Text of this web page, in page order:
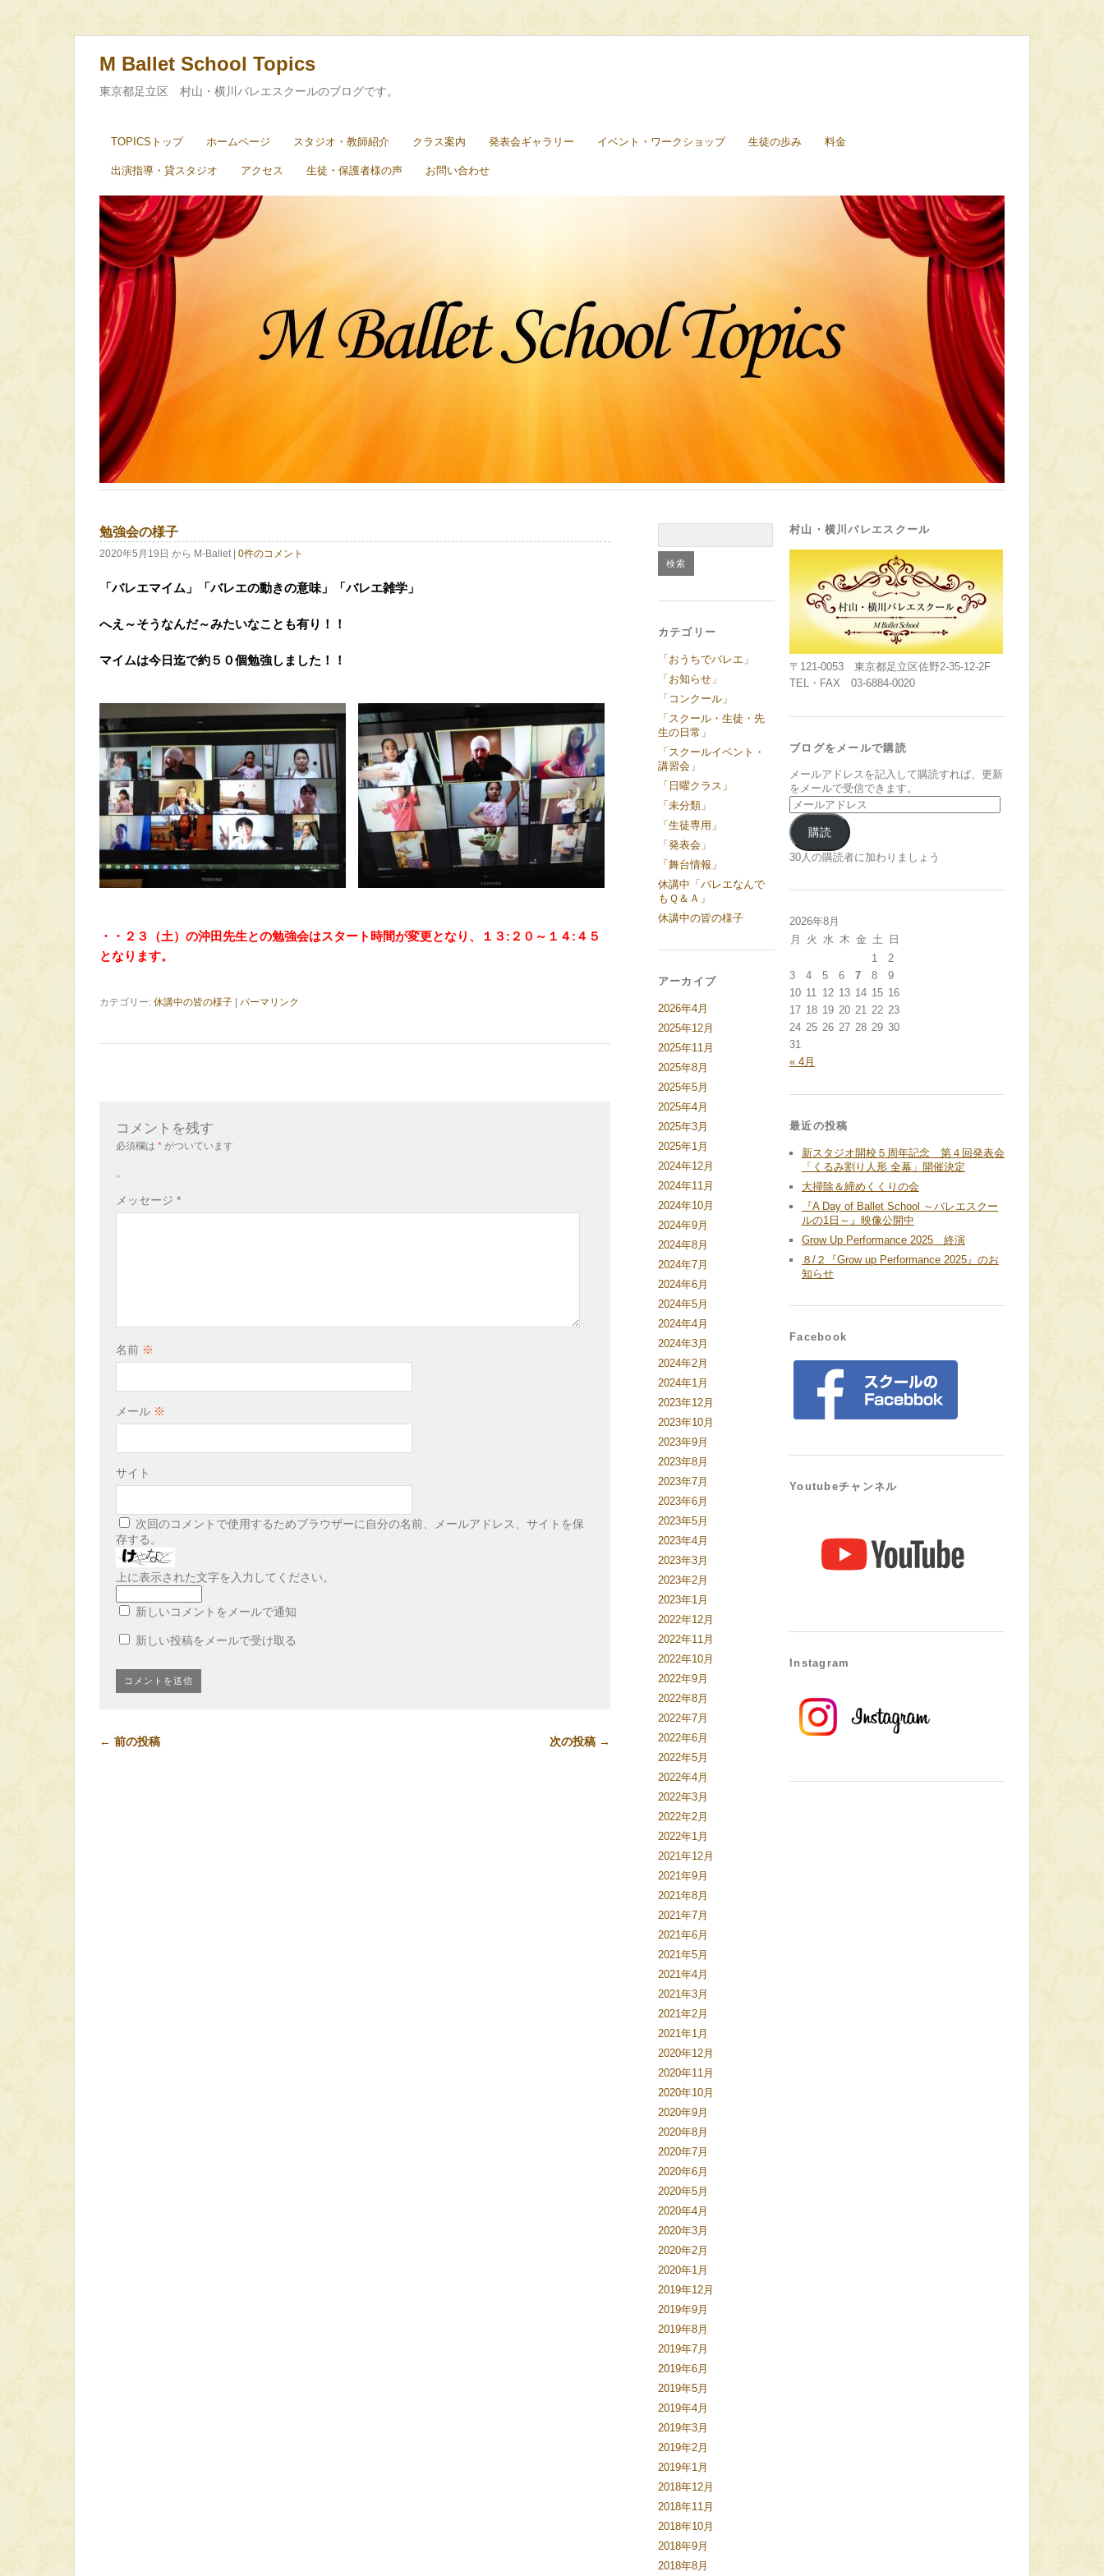
M Ballet School Topics
東京都足立区 村山・横川バレエスクールのブログです。
TOPICSトップ ホームページ スタジオ・教師紹介 クラス案内 発表会ギャラリー イベント・ワークショップ 生徒の歩み 料金
出演指導・貸スタジオ アクセス 生徒・保護者様の声 お問い合わせ
勉強会の様子
2020年5月19日 から M-Ballet| 0件のコメント
「バレエマイム」「バレエの動きの意味」「バレエ雑学」
へえ～そうなんだ～みたいなことも有り！！
マイムは今日迄で約５０個勉強しました！！
・・２３（土）の沖田先生との勉強会はスタート時間が変更となり、１３:２０～１４:４５
となります。
カテゴリー: 休講中の皆の様子 パーマリンク
コメントを残す
必須欄は * がついています
。
メッセージ *
名前 ※
メール ※
サイト
次回のコメントで使用するためブラウザーに自分の名前、メールアドレス、サイトを保
存する。
上に表示された文字を入力してください。
新しいコメントをメールで通知
新しい投稿をメールで受け取る
← 前の投稿 次の投稿 →
カテゴリー
「おうちでバレエ」
「お知らせ」
「コンクール」
「スクール・生徒・先
生の日常」
「スクールイベント・
講習会」
「日曜クラス」
「未分類」
「生徒専用」
「発表会」
「舞台情報」
休講中「バレエなんで
もＱ＆Ａ」
休講中の皆の様子
アーカイブ
2026年4月
2025年12月
2025年11月
2025年8月
2025年5月
2025年4月
2025年3月
2025年1月
2024年12月
2024年11月
2024年10月
2024年9月
2024年8月
2024年7月
2024年6月
2024年5月
2024年4月
2024年3月
2024年2月
2024年1月
2023年12月
2023年10月
2023年9月
2023年8月
2023年7月
2023年6月
2023年5月
2023年4月
2023年3月
2023年2月
2023年1月
2022年12月
2022年11月
2022年10月
2022年9月
2022年8月
2022年7月
2022年6月
2022年5月
2022年4月
2022年3月
2022年2月
2022年1月
2021年12月
2021年9月
2021年8月
2021年7月
2021年6月
2021年5月
2021年4月
2021年3月
2021年2月
2021年1月
2020年12月
2020年11月
2020年10月
2020年9月
2020年8月
2020年7月
2020年6月
2020年5月
2020年4月
2020年3月
2020年2月
2020年1月
2019年12月
2019年9月
2019年8月
2019年7月
2019年6月
2019年5月
2019年4月
2019年3月
2019年2月
2019年1月
2018年12月
2018年11月
2018年10月
2018年9月
2018年8月
村山・横川バレエスクール
〒121-0053 東京都足立区佐野2-35-12-2F
TEL・FAX 03-6884-0020
ブログをメールで購読
メールアドレスを記入して購読すれば、更新
をメールで受信できます。
メ
ー
ル
ア
ド
購読
30人の購読者に加わりましょう
2026年8月
月
火 水 木 金 土
日
1
2
3
4 5 6 7 8
9
10 11 12 13 14 15 16
17 18 19 20 21 22 23
24 25 26 27 28 29 30
31
« 4月
最近の投稿
新スタジオ開校５周年記念 第４回発表会
「くるみ割り人形 全幕」開催決定
大掃除＆締めくくりの会
『A Day of Ballet School ～バレエスクー
ルの1日～』映像公開中
Grow Up Performance 2025 終演
８/２『Grow up Performance 2025』のお
知らせ
Facebook
Youtubeチャンネル
Instagram